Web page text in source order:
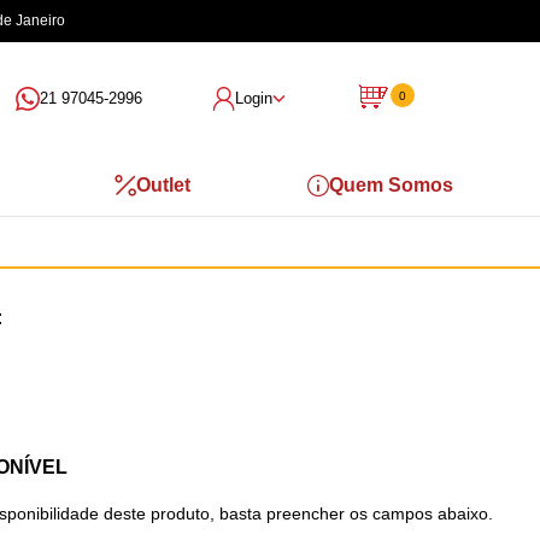
Janeiro
21 97045-2996 Login 0
Outlet Quem Somos
deste produto, basta preencher os campos abaixo.